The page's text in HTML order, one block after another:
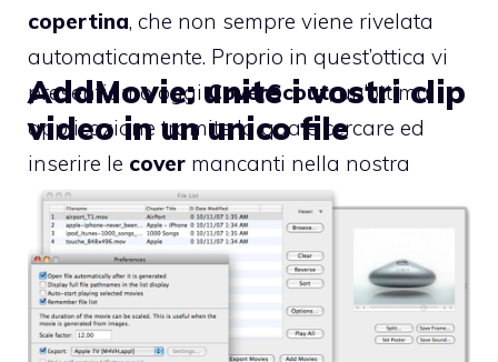
copertina, che non sempre viene rivelata
automaticamente. Proprio in quest’ottica vi
presentiamo oggiCoverScout, un’ottima
applicazione tramite la quale cercare ed
inserire le cover mancanti nella nostra
libreria.
AddMovie: unite i vostri clip
video in un unico file